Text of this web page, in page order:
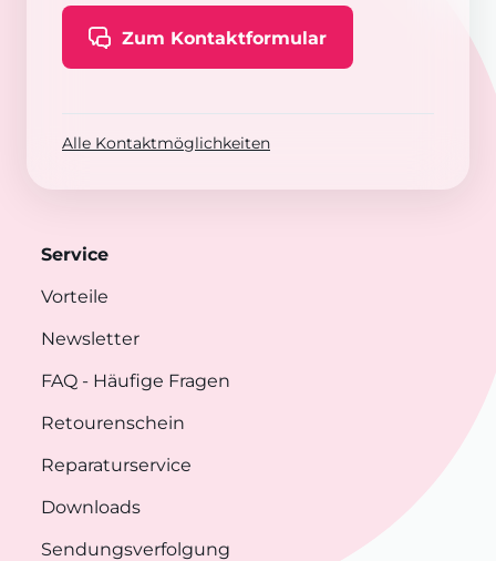
Zum Kontaktformular
Alle Kontaktmöglichkeiten
Service
Vorteile
Newsletter
FAQ - Häufige Fragen
Retourenschein
Reparaturservice
Downloads
Sendungsverfolgung